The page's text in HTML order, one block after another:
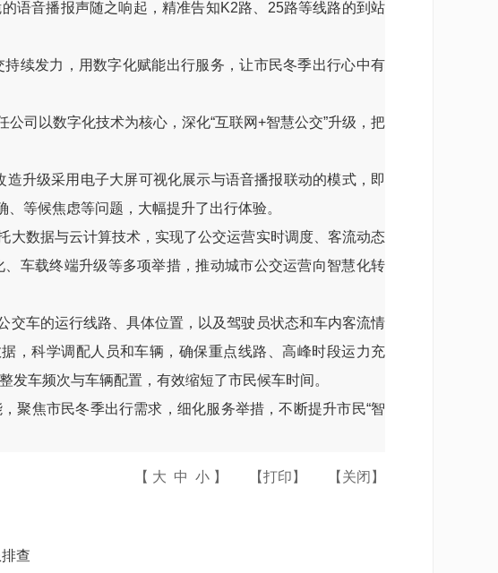
语音播报声随之响起，精准告知K2路、25路等线路的到站
发力，用数字化赋能出行服务，让市民冬季出行心中有
以数字化技术为核心，深化“互联网+智慧公交”升级，把
升级采用电子大屏可视化展示与语音播报联动的模式，即
等候焦虑等问题，大幅提升了出行体验。
数据与云计算技术，实现了公交运营实时调度、客流动态
车载终端升级等多项举措，推动城市公交运营向智慧化转
车的运行线路、具体位置，以及驾驶员状态和车内客流情
，科学调配人员和车辆，确保重点线路、高峰时段运力充
发车频次与车辆配置，有效缩短了市民候车时间。
焦市民冬季出行需求，细化服务举措，不断提升市民“智
【 大 中 小 】 【打印 】 【 关闭 】
查